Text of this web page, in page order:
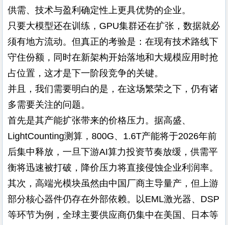
供需、技术与盈利确定性上更具优势的企业。
只要大模型还在训练，GPU集群还在扩张，数据就必
须有地方流动。但真正的考验是：在现有技术路线下
守住份额，同时在新架构开始落地和大规模应用时抢
占位置，这才是下一阶段竞争的关键。
并且，我们需要明白的是，在这场繁荣之下，仍有诸
多需要关注的问题。
首先是其产能扩张带来的价格压力。据高盛、
LightCounting测算，800G、1.6T产能将于2026年前
后集中释放，一旦下游AI算力投资节奏放缓，供需平
衡将迅速被打破，降价压力将直接侵蚀企业利润率。
其次，高端光模块虽然由中国厂商主导量产，但上游
部分核心器件仍存在外部依赖。以EML激光器、DSP
等环节为例，全球主要供应商仍集中在美国、日本等